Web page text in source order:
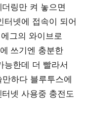
링만 켜 놓으면
터넷에 접속이 되어
그의 와이브로
쓰기엔 충분한
능한데 더 빨라서
하다 블루투스에
넷 사용중 충전도